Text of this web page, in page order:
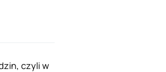
czyli w